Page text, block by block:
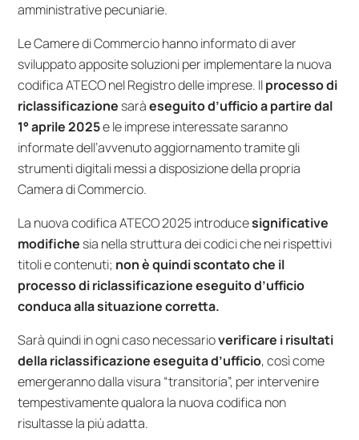
amministrative pecuniarie.
Le Camere di Commercio hanno informato di aver
sviluppato apposite soluzioni per implementare la nuova
codifica ATECO nel Registro delle imprese. Ilprocesso di
riclassificazione saràeseguito d’ufficio a partire dal
1° aprile 2025e le imprese interessate saranno
informate dell’avvenuto aggiornamento tramite gli
strumenti digitali messi a disposizione della propria
Camera di Commercio.
La nuova codifica ATECO 2025 introducesignificative
modifiche sia nella struttura dei codici che nei rispettivi
titoli e contenuti; non è quindi scontato che il
processo di riclassificazione eseguito d’ufficio
conduca alla situazione corretta.
Sarà quindi in ogni caso necessarioverificare i risultati
della riclassificazione eseguita d’ufficio, così come
emergeranno dalla visura “transitoria”, per intervenire
tempestivamente qualora la nuova codifica non
risultasse la più adatta.